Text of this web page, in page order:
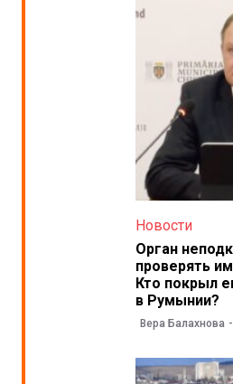
Новости
Орган
проверять
Кто покрыл
в Румынии?
Вера Балахнова